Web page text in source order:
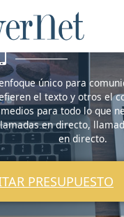
Servicios
Industrias
Recursos
Contacte
único para
el texto y otros el
para todo lo que
en directo,
en directo.
PRESUPUESTO